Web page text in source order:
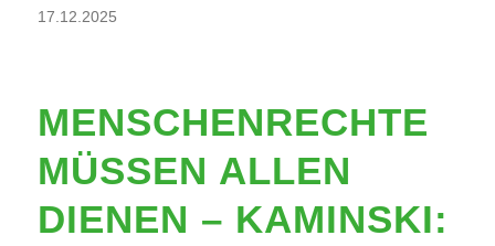
17.12.2025
MENSCHENRECHTE
MÜSSEN ALLEN
DIENEN – KAMINSKI: